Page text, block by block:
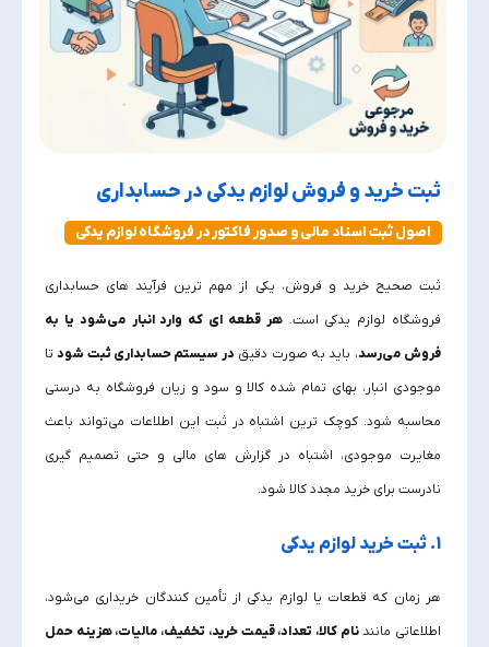
ثبت خرید و فروش لوازم یدکی در حسابداری
اصول ثبت اسناد مالی و صدور فاکتور در فروشگاه لوازم یدکی
ثبت صحیح خرید و فروش، یکی از مهم‌ ترین فرآیند های حسابداری
فروشگاه لوازم یدکی است.هر قطعه‌ ای که وارد انبار می‌شود یا به
فروش می‌رسد، باید به‌ صورت دقیق در سیستم حسابداری ثبت شودتا
موجودی انبار، بهای تمام‌ شده کالا و سود و زیان فروشگاه به‌ درستی
محاسبه شود. کوچک‌ ترین اشتباه در ثبت این اطلاعات می‌تواند باعث
مغایرت موجودی، اشتباه در گزارش‌ های مالی و حتی تصمیم‌ گیری
نادرست برای خرید مجدد کالا شود.
1. ثبت خرید لوازم یدکی
هر زمان که قطعات یا لوازم یدکی از تأمین‌ کنندگان خریداری می‌شود،
اطلاعاتی مانندنام کالا، تعداد، قیمت خرید، تخفیف، مالیات، هزینه حمل